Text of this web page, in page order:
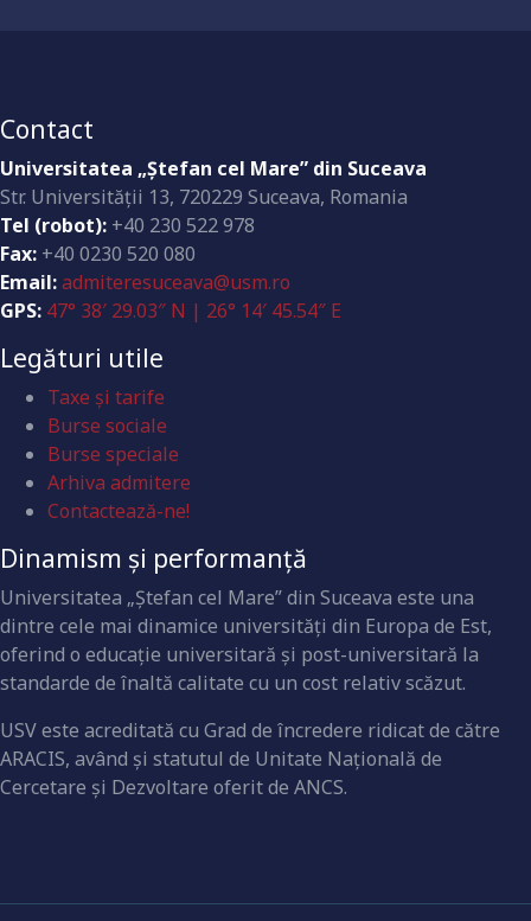
Contact
Universitatea „Ştefan cel Mare” din Suceava
Str. Universităţii 13, 720229 Suceava, Romania
Tel (robot): +40 230 522 978
Fax: +40 0230 520 080
Email:admiteresuceava@usm.ro
GPS: 47° 38′ 29.03″ N | 26° 14′ 45.54″ E
Legături utile
Taxe și tarife
Burse sociale
Burse speciale
Arhiva admitere
Contactează-ne!
Dinamism și performanță
Universitatea „Ştefan cel Mare” din Suceava este una
dintre cele mai dinamice universităţi din Europa de Est,
oferind o educaţie universitară şi post-universitară la
standarde de înaltă calitate cu un cost relativ scăzut.
USV este acreditată cu Grad de încredere ridicat de către
ARACIS, având şi statutul de Unitate Naţională de
Cercetare şi Dezvoltare oferit de ANCS.